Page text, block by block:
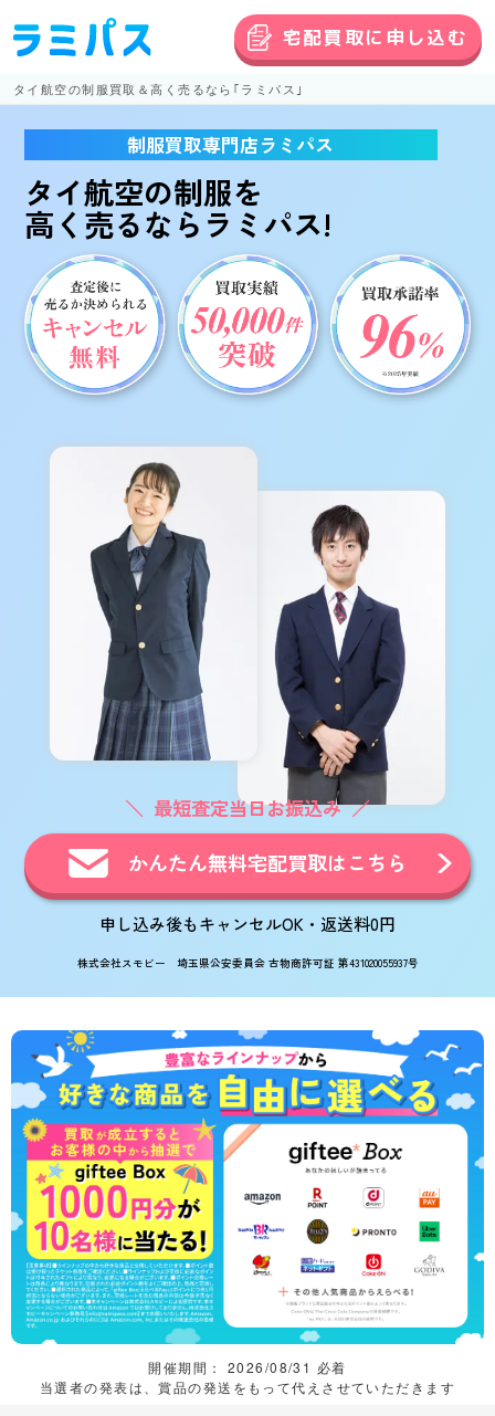
タイ航空の制服買取＆高く売るなら｢ラミパス｣
宅配買取に申し込む
制服買取専門店ラミパス
タイ航空の制服を
高く売るならラミパス!
最短査定当日お振込み
かんたん無料宅配買取はこちら
申し込み後もキャンセルOK・返送料0円
株式会社スモビー 埼玉県公安委員会 古物商許可証 第431020055937号
開催期間： 2026/08/31 必着
当選者の発表は、賞品の発送をもって代えさせていただきます